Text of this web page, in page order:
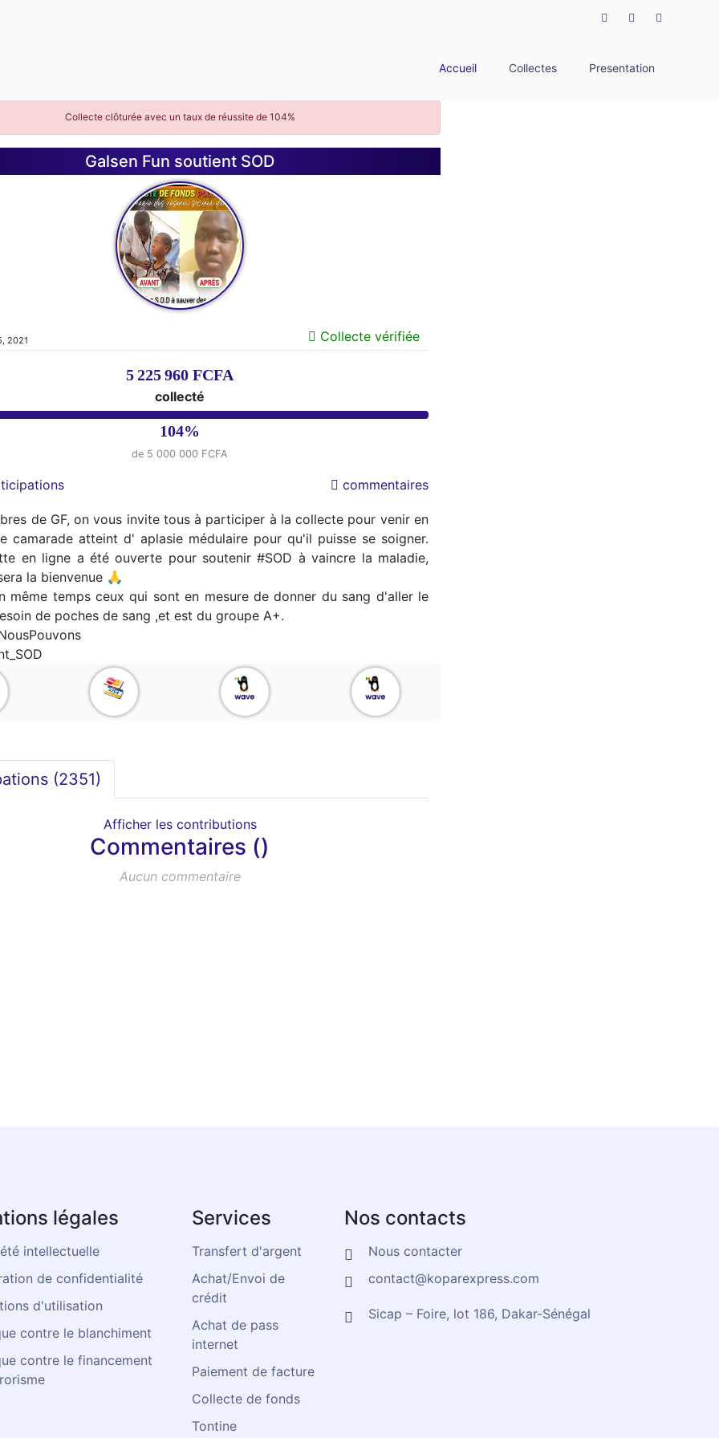
Accueil Collectes Presentation
Collecte clôturée avec un taux de réussite de 104%
Galsen Fun soutient SOD
Collecte vérifiée
2021
5 225 960 FCFA
collecté
104%
de 5 000 000 FCFA
commentaires
de GF, on vous invite tous à participer à la collecte pour venir en
camarade atteint d' aplasie médulaire pour qu'il puisse se soigner.
en ligne a été ouverte pour soutenir #SOD à vaincre la maladie,
la bienvenue 🙏
même temps ceux qui sont en mesure de donner du sang d'aller le
de poches de sang ,et est du groupe A+.
(2351)
Afficher les contributions
Commentaires ()
Aucun commentaire
légales
intellectuelle
de confidentialité
d'utilisation
contre le blanchiment
contre le financement
Services
Transfert d'argent
Achat/Envoi de
crédit
Achat de pass
internet
Paiement de facture
Collecte de fonds
Tontine
Nos contacts
Nous contacter
contact@koparexpress.com
Sicap – Foire, lot 186, Dakar-Sénégal